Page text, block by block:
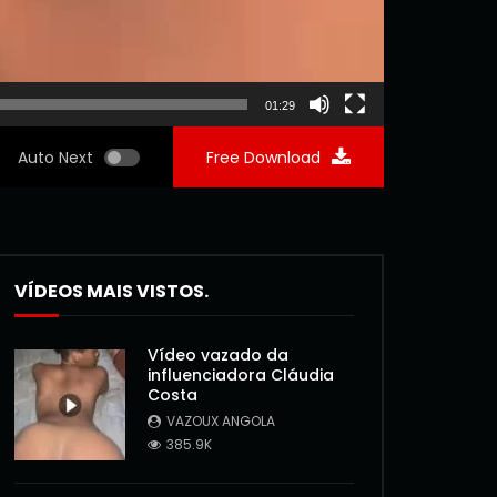
01:29
Auto Next Free Download
VÍDEOS MAIS VISTOS.
Vídeo vazado da
influenciadora Cláudia
Costa
VAZOUX ANGOLA
385.9K